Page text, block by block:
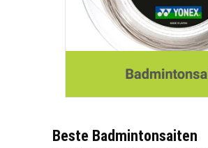
Beste Badmintonsaiten